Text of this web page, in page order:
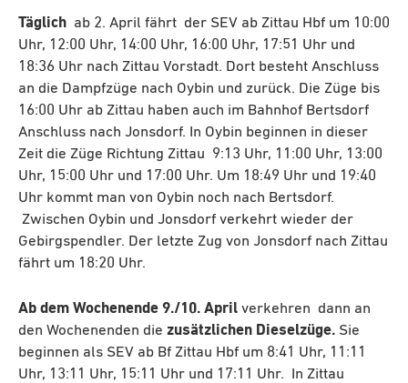
Täglich ab 2. April fährt der SEV ab Zittau Hbf um 10:00
Uhr, 12:00 Uhr, 14:00 Uhr, 16:00 Uhr, 17:51 Uhr und
18:36 Uhr nach Zittau Vorstadt. Dort besteht Anschluss
an die Dampfzüge nach Oybin und zurück. Die Züge bis
16:00 Uhr ab Zittau haben auch im Bahnhof Bertsdorf
Anschluss nach Jonsdorf. In Oybin beginnen in dieser
Zeit die Züge Richtung Zittau 9:13 Uhr, 11:00 Uhr, 13:00
Uhr, 15:00 Uhr und 17:00 Uhr. Um 18:49 Uhr und 19:40
Uhr kommt man von Oybin noch nach Bertsdorf.
Zwischen Oybin und Jonsdorf verkehrt wieder der
Gebirgspendler. Der letzte Zug von Jonsdorf nach Zittau
fährt um 18:20 Uhr.
Ab dem Wochenende 9./10. April verkehren dann an
den Wochenenden die zusätzlichen Dieselzüge. Sie
beginnen als SEV ab Bf Zittau Hbf um 8:41 Uhr, 11:11
Uhr, 13:11 Uhr, 15:11 Uhr und 17:11 Uhr. In Zittau